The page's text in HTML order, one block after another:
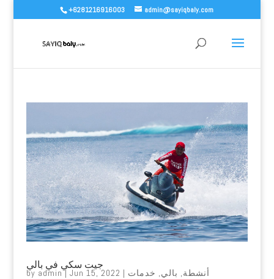
+6281216916003 admin@sayiqbaly.com
جيت سكي في بالي
by admin| Jun 15, 2022 | أنشطة, بالي, خدمات